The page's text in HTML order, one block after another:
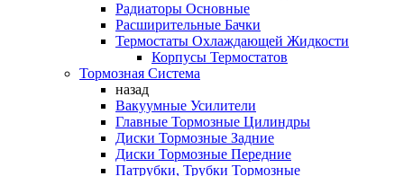
Радиаторы Основные
Расширительные Бачки
Термостаты Охлаждающей Жидкости
Корпусы Термостатов
Тормозная Система
назад
Вакуумные Усилители
Главные Тормозные Цилиндры
Диски Тормозные Задние
Диски Тормозные Передние
Патрубки, Трубки Тормозные